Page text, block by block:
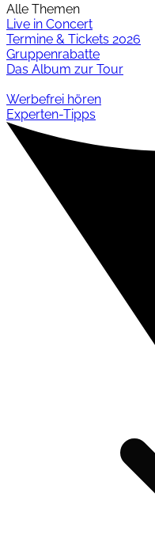
Alle Themen
Live in Concert
Termine & Tickets 2026
Gruppenrabatte
Das Album zur Tour
Werbefrei hören
Experten-Tipps